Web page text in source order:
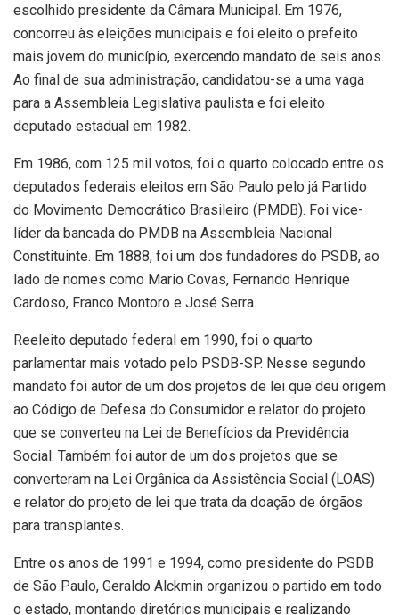
escolhido presidente da Câmara Municipal. Em 1976,
concorreu às eleições municipais e foi eleito o prefeito
mais jovem do município, exercendo mandato de seis anos.
Ao final de sua administração, candidatou-se a uma vaga
para a Assembleia Legislativa paulista e foi eleito
deputado estadual em 1982.
Em 1986, com 125 mil votos, foi o quarto colocado entre os
deputados federais eleitos em São Paulo pelo já Partido
do Movimento Democrático Brasileiro (PMDB). Foi vice-
líder da bancada do PMDB na Assembleia Nacional
Constituinte. Em 1888, foi um dos fundadores do PSDB, ao
lado de nomes como Mario Covas, Fernando Henrique
Cardoso, Franco Montoro e José Serra.
Reeleito deputado federal em 1990, foi o quarto
parlamentar mais votado pelo PSDB-SP. Nesse segundo
mandato foi autor de um dos projetos de lei que deu origem
ao Código de Defesa do Consumidor e relator do projeto
que se converteu na Lei de Benefícios da Previdência
Social. Também foi autor de um dos projetos que se
converteram na Lei Orgânica da Assistência Social (LOAS)
e relator do projeto de lei que trata da doação de órgãos
para transplantes.
Entre os anos de 1991 e 1994, como presidente do PSDB
de São Paulo, Geraldo Alckmin organizou o partido em todo
o estado, montando diretórios municipais e realizando